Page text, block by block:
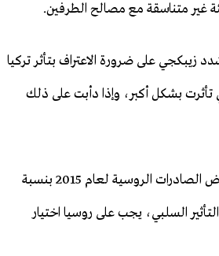
غير متناسقة مع مصالح الطرفين.
على ضرورة الاعتراف بتأثر تركيا
بشكل أكبر، وإذا دأبت على ذلك
ونوه زيبكجي إلى أن أسعار المواد الغذائية الروسية شهدت تضخمًا، وفي ظل انخفاض الصادرات الروسية لعام 2015 بنسبة
السلبي، يجب على روسيا اختيار